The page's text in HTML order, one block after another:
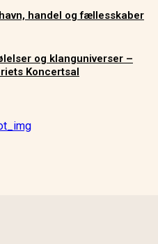
handel og fællesskaber
og klanguniverser –
Koncertsal